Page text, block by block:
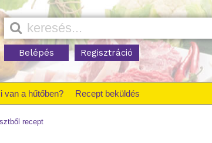
Belépés Regisztráció
van a hűtőben? Recept beküldés
recept